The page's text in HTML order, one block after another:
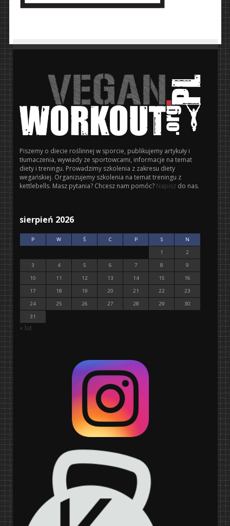
Piszemy o diecie roślinnej w sporcie, publikujemy artykuły i
tłumaczenia, wywiady ze sportowcami, informacje na temat
diety i treningu. Prowadzimy szkolenia z zakresu diety
wegańskiej. Organizujemy szkolenia na temat treningu z
kettlebells. Masz pytania? Chcesz nam pomóc? Napisz do nas.
sierpień 2026
P W Ś C P S
N
1
2
3
4 5 6 7 8
9
10
11 12 13 14 15
16
17
18 19 20 21 22
23
24
25 26 27 28 29
30
31
« lut